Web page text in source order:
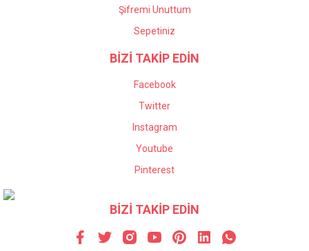
Şifremi Unuttum
Sepetiniz
BİZİ TAKİP EDİN
Facebook
Twitter
Instagram
Youtube
Pinterest
BİZİ TAKİP EDİN